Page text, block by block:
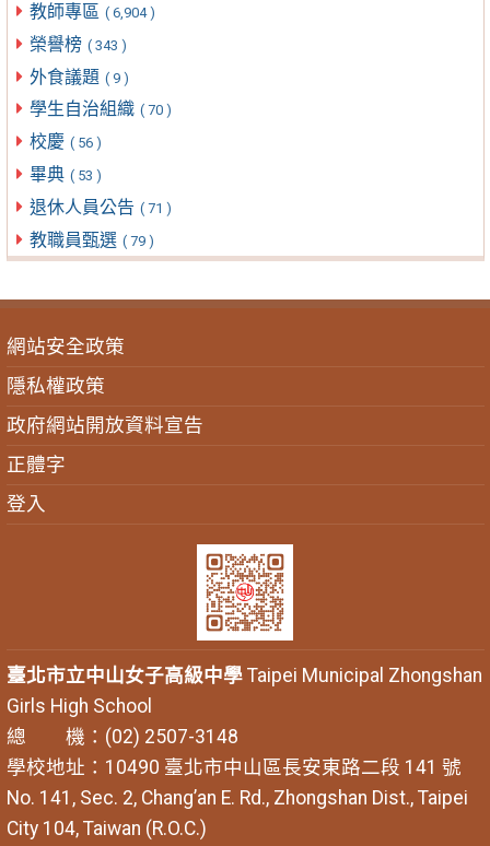
教師專區 ( 6,904 )
榮譽榜 ( 343 )
外食議題 ( 9 )
學生自治組織 ( 70 )
校慶 ( 56 )
畢典 ( 53 )
退休人員公告 ( 71 )
教職員甄選 ( 79 )
網站安全政策
隱私權政策
政府網站開放資料宣告
正體字
登入
臺北市立中山女子高級中學Taipei Municipal Zhongshan
Girls High School
總 機：(02) 2507-3148
學校地址：10490 臺北市中山區長安東路二段 141 號
No. 141, Sec. 2, Chang’an E. Rd., Zhongshan Dist., Taipei
City 104, Taiwan (R.O.C.)